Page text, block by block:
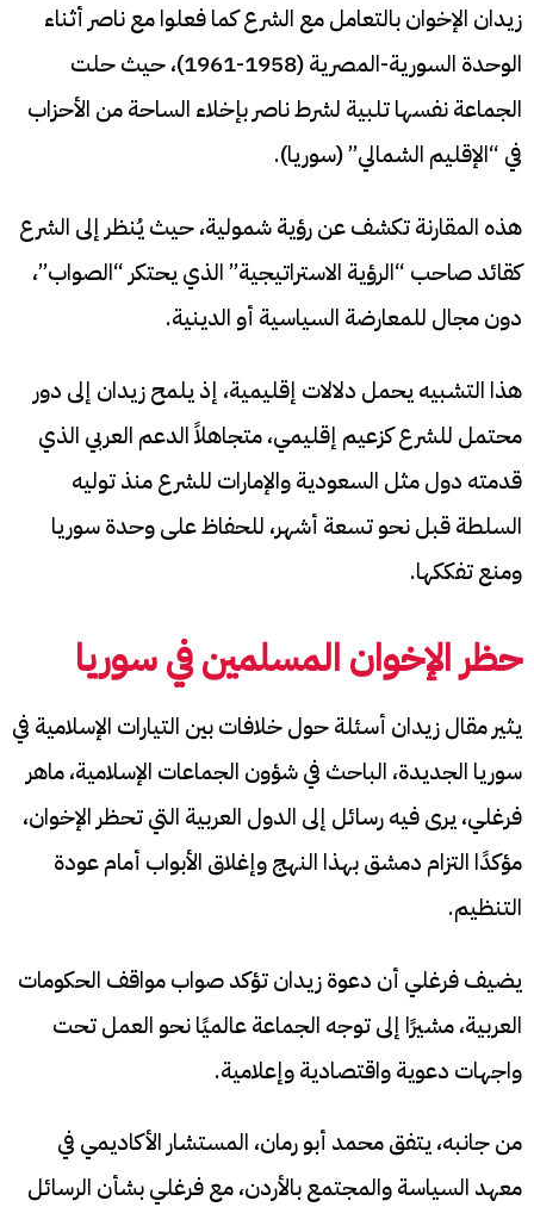
زيدان الإخوان بالتعامل مع الشرع كما فعلوا مع ناصر أثناء
الوحدة السورية-المصرية (1958-1961)، حيث حلت
الجماعة نفسها تلبية لشرط ناصر بإخلاء الساحة من الأحزاب
في “الإقليم الشمالي” (سوريا).
هذه المقارنة تكشف عن رؤية شمولية، حيث يُنظر إلى الشرع
كقائد صاحب “الرؤية الاستراتيجية” الذي يحتكر “الصواب”،
دون مجال للمعارضة السياسية أو الدينية.
هذا التشبيه يحمل دلالات إقليمية، إذ يلمح زيدان إلى دور
محتمل للشرع كزعيم إقليمي، متجاهلاً الدعم العربي الذي
قدمته دول مثل السعودية والإمارات للشرع منذ توليه
السلطة قبل نحو تسعة أشهر، للحفاظ على وحدة سوريا
ومنع تفككها.
حظر الإخوان المسلمين في سوريا
يثير مقال زيدان أسئلة حول خلافات بين التيارات الإسلامية في
سوريا الجديدة، الباحث في شؤون الجماعات الإسلامية، ماهر
فرغلي، يرى فيه رسائل إلى الدول العربية التي تحظر الإخوان،
مؤكدًا التزام دمشق بهذا النهج وإغلاق الأبواب أمام عودة
التنظيم.
يضيف فرغلي أن دعوة زيدان تؤكد صواب مواقف الحكومات
العربية، مشيرًا إلى توجه الجماعة عالميًا نحو العمل تحت
واجهات دعوية واقتصادية وإعلامية.
من جانبه، يتفق محمد أبو رمان، المستشار الأكاديمي في
معهد السياسة والمجتمع بالأردن، مع فرغلي بشأن الرسائل